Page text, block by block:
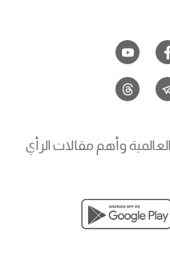
وأهم مقالات الرأي